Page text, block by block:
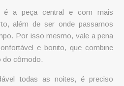
é a peça central e com mais
além de ser onde passamos
Por isso mesmo, vale a pena
e bonito, que combine
do cômodo.
todas as noites, é preciso